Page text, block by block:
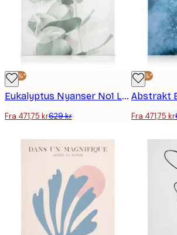
-25%*
Eukalyptus Nyanser No1 Lerretsbilde
Fra 471,75 kr629 kr
-25%*
Fra 471,75 kr